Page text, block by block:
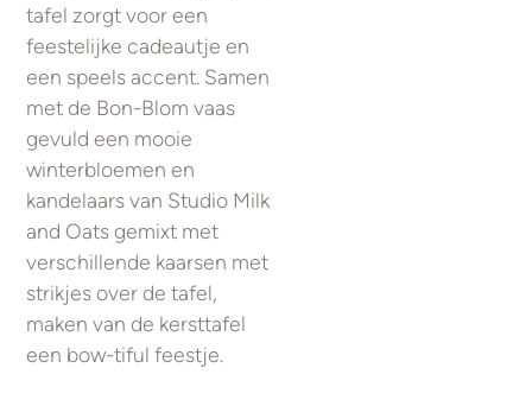
tafel zorgt voor een
feestelijke cadeautje en
een speels accent. Samen
met de Bon-Blom vaas
gevuld een mooie
winterbloemen en
kandelaars van Studio Milk
and Oats gemixt met
verschillende kaarsen met
strikjes over de tafel,
maken van de kersttafel
een bow-tiful feestje.